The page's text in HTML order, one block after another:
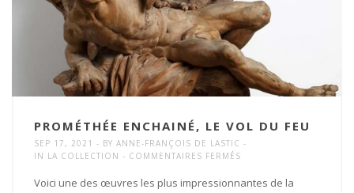
PROMÉTHÉE ENCHAINÉ, LE VOL DU FEU
SEP 17, 2021 BY ANNE-FRANÇOIS DE LASTIC
IN LA COLLECTION COMMENTAIRES FERMÉS
ENCHAINÉ,
Voici une des œuvres les plus impressionnantes de la